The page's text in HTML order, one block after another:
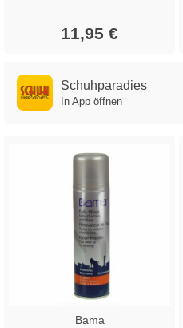
11,95 €
Schuhparadies
In App öffnen
Bama